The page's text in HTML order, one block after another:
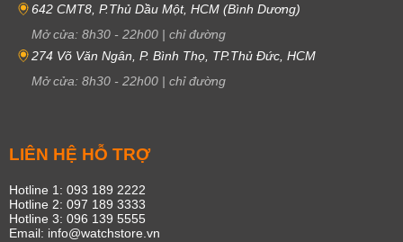
642 CMT8, P.Thủ Dầu Một, HCM (Bình Dương)
Mở cửa: 8h30 - 22h00 | chỉ đường
274 Võ Văn Ngân, P. Bình Thọ, TP.Thủ Đức, HCM
Mở cửa: 8h30 - 22h00 | chỉ đường
LIÊN HỆ HỖ TRỢ
Hotline 1: 093 189 2222
Hotline 2: 097 189 3333
Hotline 3: 096 139 5555
Email: info@watchstore.vn